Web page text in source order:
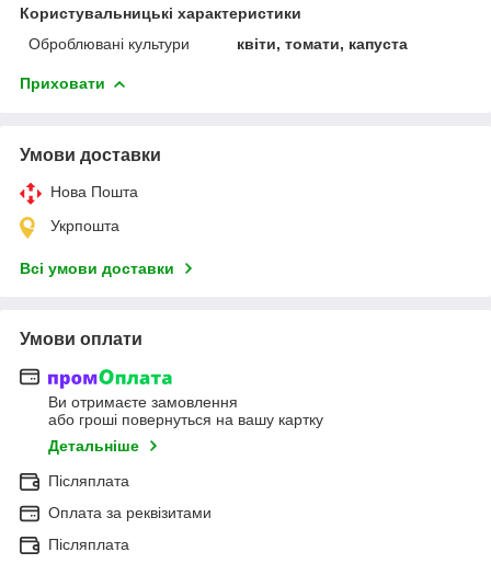
Користувальницькі характеристики
Оброблювані культури
квіти, томати, капуста
Приховати
Умови доставки
Нова Пошта
Укрпошта
Всі умови доставки
Умови оплати
Ви отримаєте замовлення
або гроші повернуться на вашу картку
Детальніше
Післяплата
Оплата за реквізитами
Післяплата